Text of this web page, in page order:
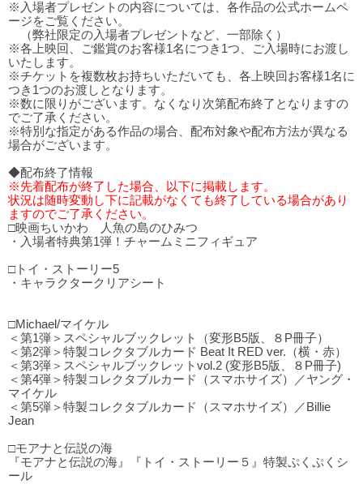
※入場者プレゼントの内容については、各作品の公式ホームペ
ージをご覧ください。
（弊社限定の入場者プレゼントなど、一部除く）
※各上映回、ご鑑賞のお客様1名につき1つ、ご入場時にお渡し
いたします。
※チケットを複数枚お持ちいただいても、各上映回お客様1名に
つき1つのお渡しとなります。
※数に限りがございます。なくなり次第配布終了となりますの
でご了承ください。
※特別な指定がある作品の場合、配布対象や配布方法が異なる
場合がございます。
◆配布終了情報
※先着配布が終了した場合、以下に掲載します。
状況は随時変動し下に記載がなくても終了している場合があり
ますのでご了承ください。
□映画ちいかわ 人魚の島のひみつ
・入場者特典第1弾！チャームミニフィギュア
□トイ・ストーリー5
・キャラクタークリアシート
□Michael/マイケル
＜第1弾＞スペシャルブックレット（変形B5版、８P冊子）
＜第2弾＞特製コレクタブルカード Beat It RED ver.（横・赤）
＜第3弾＞スペシャルブックレットvol.2 (変形B5版、８P冊子)
＜第4弾＞特製コレクタブルカード（スマホサイズ）／ヤング・
マイケル
＜第5弾＞特製コレクタブルカード（スマホサイズ）／Billie
Jean
□モアナと伝説の海
『モアナと伝説の海』『トイ・ストーリー５』特製ぷくぷくシ
ール